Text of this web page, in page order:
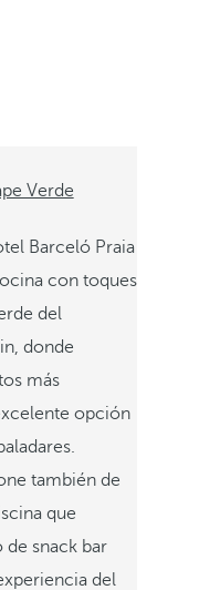
Verde
Barceló Praia
con toques
del
donde
más
opción
también de
que
snack bar
del